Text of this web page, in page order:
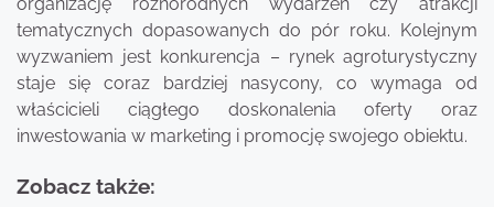
organizację różnorodnych wydarzeń czy atrakcji
tematycznych dopasowanych do pór roku. Kolejnym
wyzwaniem jest konkurencja – rynek agroturystyczny
staje się coraz bardziej nasycony, co wymaga od
właścicieli ciągłego doskonalenia oferty oraz
inwestowania w marketing i promocję swojego obiektu.
Zobacz także: